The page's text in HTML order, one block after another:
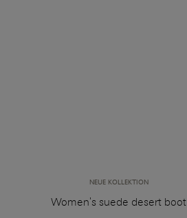
NEUE KOLLEKTION
Women's suede desert boot